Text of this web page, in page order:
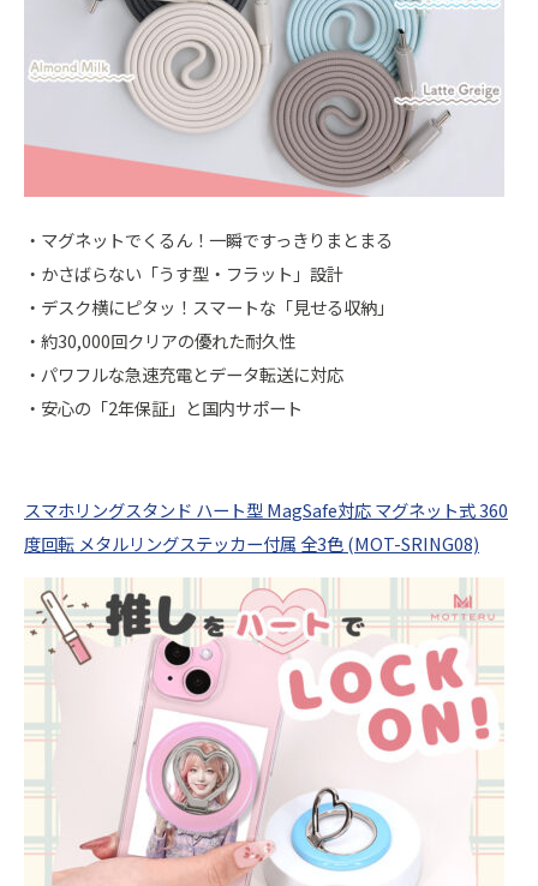
・マグネットでくるん！一瞬ですっきりまとまる
・かさばらない「うす型・フラット」設計
・デスク横にピタッ！スマートな「見せる収納」
・約30,000回クリアの優れた耐久性
・パワフルな急速充電とデータ転送に対応
・安心の「2年保証」と国内サポート
スマホリングスタンド ハート型 MagSafe対応 マグネット式 360
度回転 メタルリングステッカー付属 全3色 (MOT-SRING08)